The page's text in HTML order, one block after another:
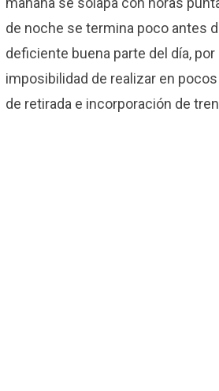
de noche se termina poco antes
deficiente buena parte del día,
imposibilidad de realizar en
de retirada e incorporación de